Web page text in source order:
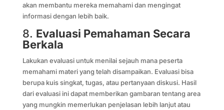
akan membantu mereka memahami dan mengingat
informasi dengan lebih baik.
8. Evaluasi Pemahaman Secara
Berkala
Lakukan evaluasi untuk menilai sejauh mana peserta
memahami materi yang telah disampaikan. Evaluasi bisa
berupa kuis singkat, tugas, atau pertanyaan diskusi. Hasil
dari evaluasi ini dapat memberikan gambaran tentang area
yang mungkin memerlukan penjelasan lebih lanjut atau